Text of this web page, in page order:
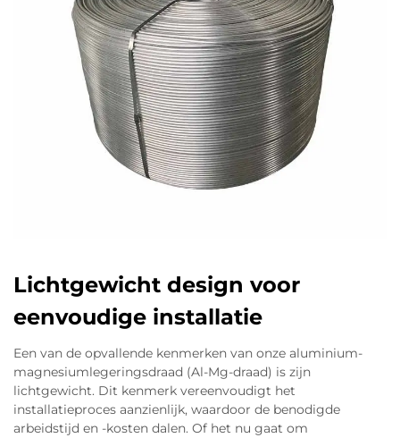
Lichtgewicht design voor
eenvoudige installatie
Een van de opvallende kenmerken van onze aluminium-
magnesiumlegeringsdraad (Al-Mg-draad) is zijn
lichtgewicht. Dit kenmerk vereenvoudigt het
installatieproces aanzienlijk, waardoor de benodigde
arbeidstijd en -kosten dalen. Of het nu gaat om